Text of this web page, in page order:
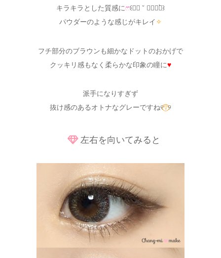
キラキラとした質感にෆ⃛꒰❛⃘ ˇ ❜⃘⃘๑̀꒱
パウダーのような感じがキレイ✧
フチ部分のブラウンも細かなドットのおかげで
クッキリ感もなく柔らかな印象の瞳に♥
派手になりすぎず
抜け感のあるオトナなグレーですね୧⍢⃝୨
左右を向いてみると